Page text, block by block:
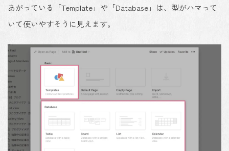
あがっている「Template」や「Database」は、型がハマって
いて使いやすそうに見えます。